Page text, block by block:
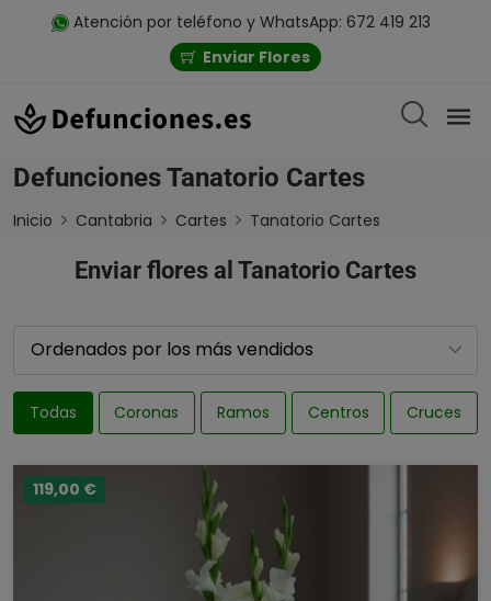
Atención por teléfono y WhatsApp: 672 419 213
Enviar Flores
Defunciones Tanatorio Cartes
Inicio Cantabria Cartes Tanatorio Cartes
Enviar flores al Tanatorio Cartes
Todas Coronas Ramos Centros Cruces
119,00 €